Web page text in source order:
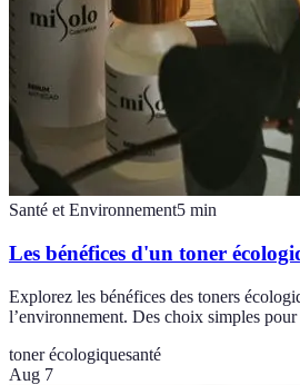
Santé et Environnement5 min
Les bénéfices d'un toner
Explorez les bénéfices des toners
l’environnement. Des choix simples
toner écologiquesanté
Aug 7